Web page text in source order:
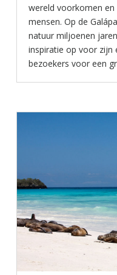
wereld voorkomen
mensen. Op de
natuur miljoenen
inspiratie op voor zijn
bezoekers voor een